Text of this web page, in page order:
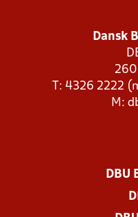
Dansk
T: 4326 2222
M:
DBU